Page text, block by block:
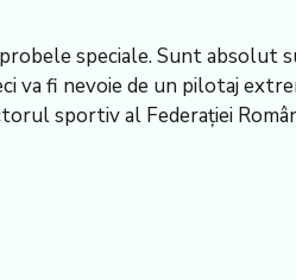
speciale. Sunt
va fi nevoie de un pilotaj
sportiv al Federaţiei